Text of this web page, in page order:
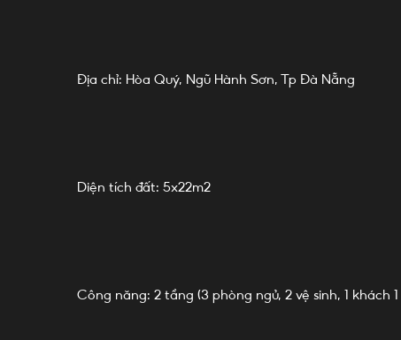
Địa chỉ: Hòa Quý, Ngũ Hành Sơn, Tp Đà Nẵng
Diện tích đất: 5x22m2
Công năng: 2 tầng (3 phòng ngủ, 2 vệ sinh, 1 khách